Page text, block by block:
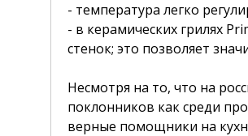
- температура легко
- в керамических грилях
стенок; это позволяет
Несмотря на то, что на
поклонников как среди
верные помощники на